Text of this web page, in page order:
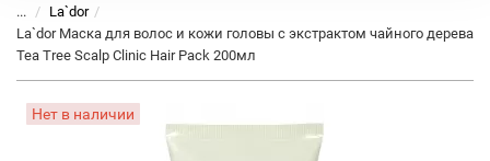
...
La`dor
La`dor Маска для волос и кожи головы с экстрактом чайного дерева
Tea Tree Scalp Clinic Hair Pack 200мл
Нет в наличии